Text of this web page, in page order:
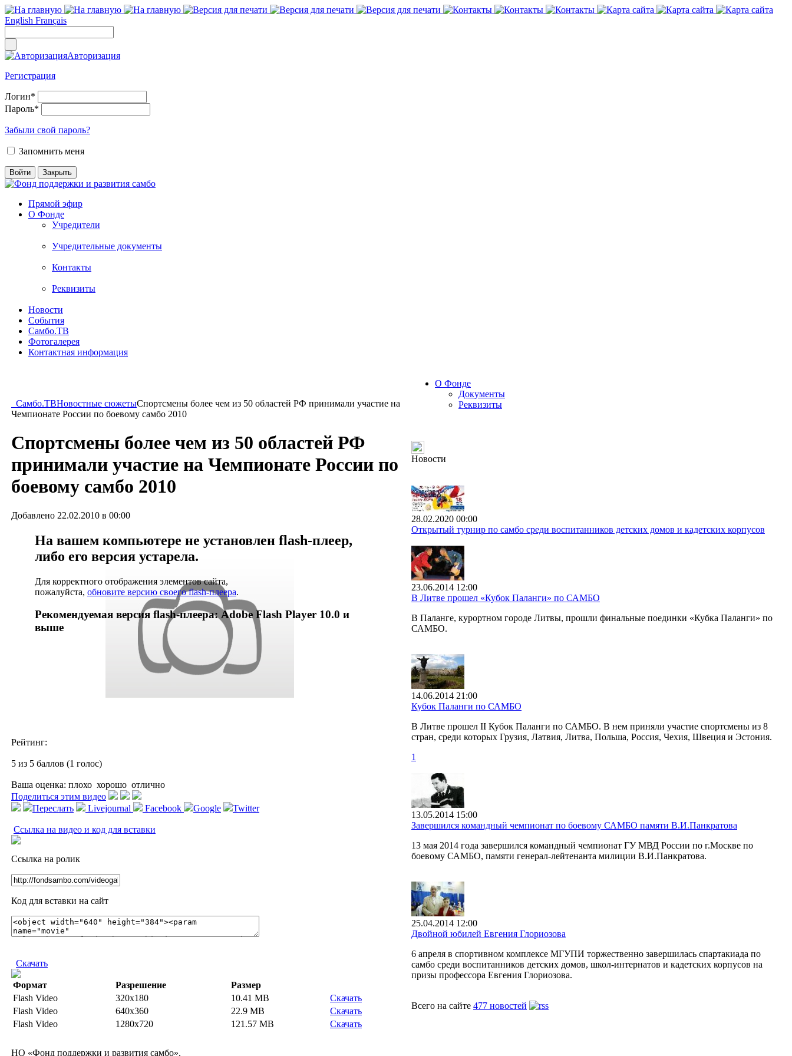
English Français
Авторизация
Регистрация
Логин*
Пароль*
Забыли свой пароль?
Запомнить меня
Прямой эфир
О Фонде
Учредители
Учредительные документы
Контакты
Реквизиты
Новости
События
Самбо.ТВ
Фотогалерея
Контактная информация
Самбо.ТВНовостные сюжетыСпортсмены более чем из 50 областей РФ принимали участие на
Чемпионате России по боевому самбо 2010
Спортсмены более чем из 50 областей РФ
принимали участие на Чемпионате России по
боевому самбо 2010
Добавлено 22.02.2010 в 00:00
На вашем компьютере не установлен flash-плеер,
либо его версия устарела.
Для корректного отображения элементов сайта,
пожалуйста, обновите версию своего flash-плеера.
Рекомендуемая версия flash-плеера: Adobe Flash Player 10.0 и
выше
Рейтинг:
5 из 5 баллов (1 голос)
Ваша оценка: плохо хорошо отлично
Поделиться этим видео
Переслать
Livejournal Facebook Google Twitter
Ссылка на видео и код для вставки
Ссылка на ролик
Код для вставки на сайт
Скачать
Формат Разрешение
Размер
Flash Video
320x180 10.41 MB
Скачать
Flash Video
640x360 22.9 MB
Скачать
Flash Video
1280x720 121.57 MB Скачать
О Фонде
Документы
Реквизиты
Новости
28.02.2020 00:00
Открытый турнир по самбо среди воспитанников детских домов и кадетских корпусов
23.06.2014 12:00
В Литве прошел «Кубок Паланги» по САМБО
В Паланге, курортном городе Литвы, прошли финальные поединки «Кубка Паланги» по
САМБО.
14.06.2014 21:00
Кубок Паланги по САМБО
В Литве прошел II Кубок Паланги по САМБО. В нем приняли участие спортсмены из 8
стран, среди которых Грузия, Латвия, Литва, Польша, Россия, Чехия, Швеция и Эстония.
1
13.05.2014 15:00
Завершился командный чемпионат по боевому САМБО памяти В.И.Панкратова
13 мая 2014 года завершился командный чемпионат ГУ МВД России по г.Москве по
боевому САМБО, памяти генерал-лейтенанта милиции В.И.Панкратова.
25.04.2014 12:00
Двойной юбилей Евгения Глориозова
6 апреля в спортивном комплексе МГУПИ торжественно завершилась спартакиада по
самбо среди воспитанников детских домов, школ-интернатов и кадетских корпусов на
призы профессора Евгения Глориозова.
Всего на сайте 477 новостей
НО «Фонд поддержки и развития самбо».